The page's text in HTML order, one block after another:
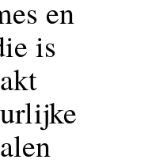
en
is